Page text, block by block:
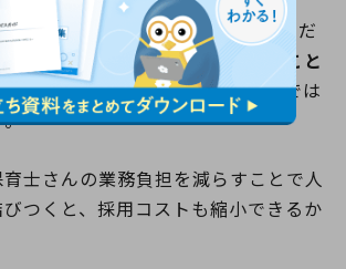
り入れることで、いままで手書きだ
ル化でき、
業務が簡略化されること
でき、経費の削減につながるのでは
士さんの業務負担を減らすことで人
つくと、採用コストも縮小できるか